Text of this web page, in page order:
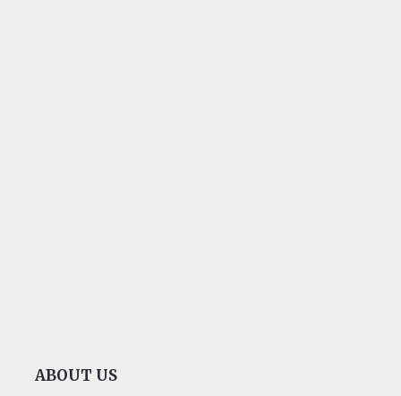
ABOUT US